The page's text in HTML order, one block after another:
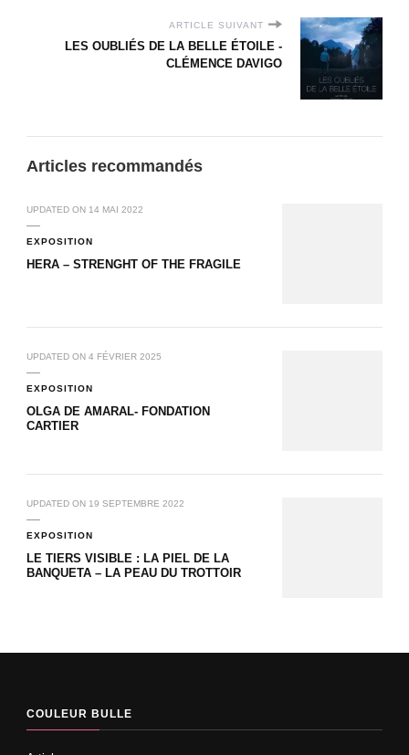
ARTICLE SUIVANT
LES OUBLIÉS DE LA BELLE ÉTOILE -
CLÉMENCE DAVIGO
Articles recommandés
UPDATED ON 14 MAI 2022
EXPOSITION
HERA – STRENGHT OF THE FRAGILE
UPDATED ON 4 FÉVRIER 2025
EXPOSITION
OLGA DE AMARAL- FONDATION
CARTIER
UPDATED ON 19 SEPTEMBRE 2022
EXPOSITION
LE TIERS VISIBLE : LA PIEL DE LA
BANQUETA – LA PEAU DU TROTTOIR
COULEUR BULLE